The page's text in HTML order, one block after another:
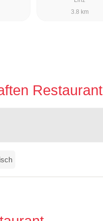
3.8 km
Restaurant